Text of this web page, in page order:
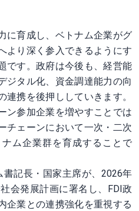
に育成し、ベトナム企業がグ
より深く参入できるようにす
です。政府は今後も、経営能
ジタル化、資金調達能力の向
携を後押ししていきます。
ン参加企業を増やすことでは
チェーンにおいて一次・二次
ム企業群を育成することで
記長・国家主席が、2026年
会発展計画に署名し、FDI政
企業との連携強化を重視する